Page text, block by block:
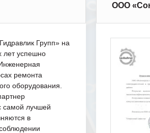
Групп» на
лет успешно
ремонта
оборудования.
самой лучшей
в
ООО